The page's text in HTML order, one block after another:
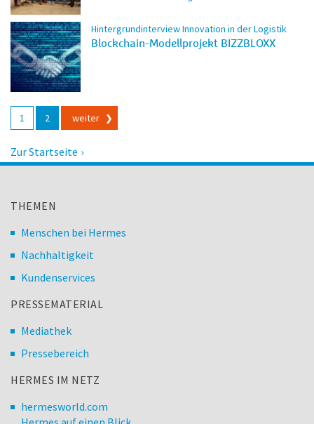
Hintergrundinterview Innovation in der Logistik
Blockchain-Modellprojekt BIZZBLOXX
Beitragsnavigation
1 2 weiter
Zur Startseite
THEMEN
Menschen bei Hermes
Nachhaltigkeit
Kundenservices
PRESSEMATERIAL
Mediathek
Pressebereich
HERMES IM NETZ
hermesworld.com